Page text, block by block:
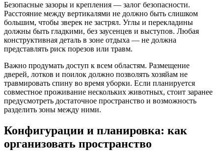
Безопасные зазоры и крепления — залог безопасности.
Расстояние между вертикалями не должно быть слишком
большим, чтобы зверек не застрял. Углы и перекладины
должны быть гладкими, без заусенцев и выступов. Любая
конструктивная деталь в зоне отдыха — не должна
представлять риск порезов или травм.
Важно продумать доступ к всем областям. Размещение
дверей, лотков и поилок должно позволять хозяйам не
травмировать спину во время уборки. Если планируется
совместное проживание нескольких животных, стоит заранее
предусмотреть достаточное пространство и возможность
разделить зоны между ними.
Конфигурации и планировка: как
организовать пространство